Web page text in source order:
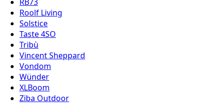
Roolf Living
Solstice
Taste 4SO
Tribù
Vincent Sheppard
Vondom
Wünder
XLBoom
Ziba Outdoor